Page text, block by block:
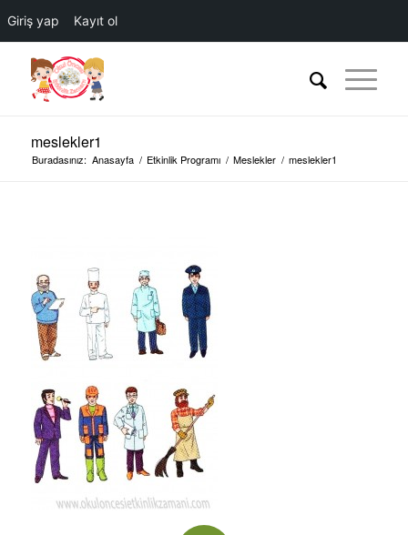
Giriş yap Kayıt ol
meslekler1
Buradasınız: Anasayfa / Etkinlik Programı / Meslekler / meslekler1